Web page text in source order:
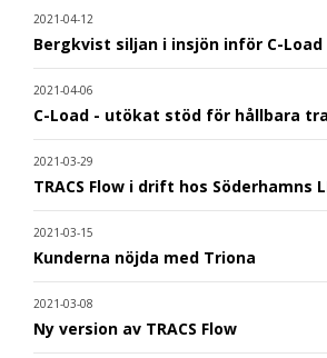
2021-04-12
Bergkvist siljan i insjön inför C-Load
2021-04-06
C-Load - utökat stöd för hållbara
2021-03-29
TRACS Flow i drift hos Söderhamns
2021-03-15
Kunderna nöjda med Triona
2021-03-08
Ny version av TRACS Flow